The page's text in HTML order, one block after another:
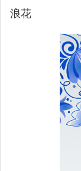
浪花